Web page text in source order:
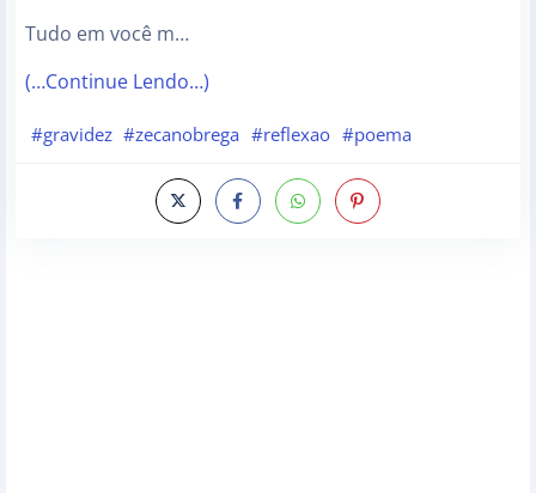
Tudo em você m…
(…Continue Lendo…)
#gravidez #zecanobrega #reflexao #poema